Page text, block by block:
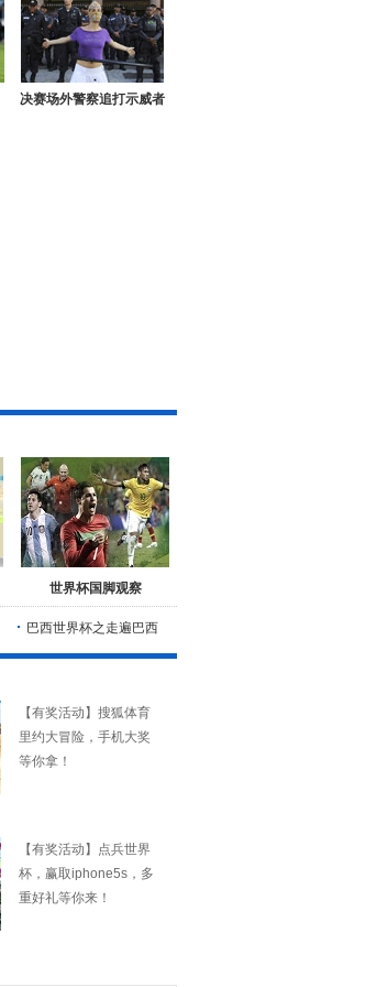
决赛场外警察追打示威者
世界杯国脚观察
巴西世界杯之走遍巴西
【有奖活动】搜狐体育
里约大冒险，手机大奖
等你拿！
【有奖活动】点兵世界
杯，赢取iphone5s，多
重好礼等你来！